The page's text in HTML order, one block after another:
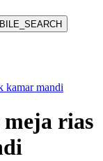
kamar mandi
meja rias